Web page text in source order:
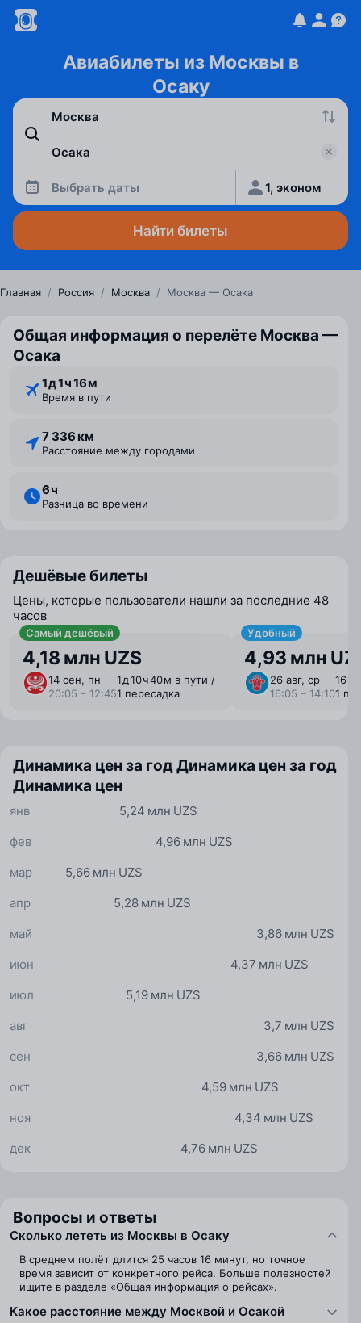
Авиабилеты из Москвы в
Осаку
Выбрать даты 1, эконом
Найти билеты
Главная / Россия / Москва / Москва — Осака
Общая информация о перелёте Москва —
Осака
1 ⁠д 1 ⁠ч 16 ⁠м
Время в пути
7 336 км
Расстояние между городами
6 ⁠ч
Разница во времени
Дешёвые билеты
Цены, которые пользователи нашли за последние 48
часов
Самый дешёвый
4,18 млн UZS
14 сен, пн
20:05 – 12:45
1 ⁠д 10 ⁠ч 40 ⁠м в пути /
1 пересадка
Удобный
4,93 млн
26 авг, ср
16:05 – 14:10
16 ⁠ч
1
Динамика цен за годДинамика цен за год
Динамика цен
5,24 млн UZS
янв
4,96 млн UZS
фев
5,66 млн UZS
мар
5,28 млн UZS
апр
3,86 млн UZS
май
4,37 млн UZS
июн
5,19 млн UZS
июл
3,7 млн UZS
авг
3,66 млн UZS
сен
4,59 млн UZS
окт
4,34 млн UZS
ноя
4,76 млн UZS
дек
Вопросы и ответы
Сколько лететь из Москвы в Осаку
В среднем полёт длится 25 часов 16 минут, но точное
время зависит от конкретного рейса. Больше полезностей
ищите в разделе «Общая информация о рейсах».
Какое расстояние между Москвой и Осакой